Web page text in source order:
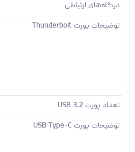
درگاه‌های ارتباطی
توضیحات پورت Thunderbolt
تعداد پورت USB 3.2
توضیحات پورت USB Type-C